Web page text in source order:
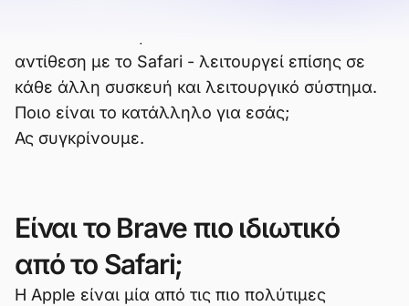
αντίθεση με το Safari - λειτουργεί επίσης σε
κάθε άλλη συσκευή και λειτουργικό σύστημα.
Ποιο είναι το κατάλληλο για εσάς;
Ας συγκρίνουμε.
Είναι το Brave πιο ιδιωτικό
από το Safari;
Η Apple είναι μία από τις πιο πολύτιμες